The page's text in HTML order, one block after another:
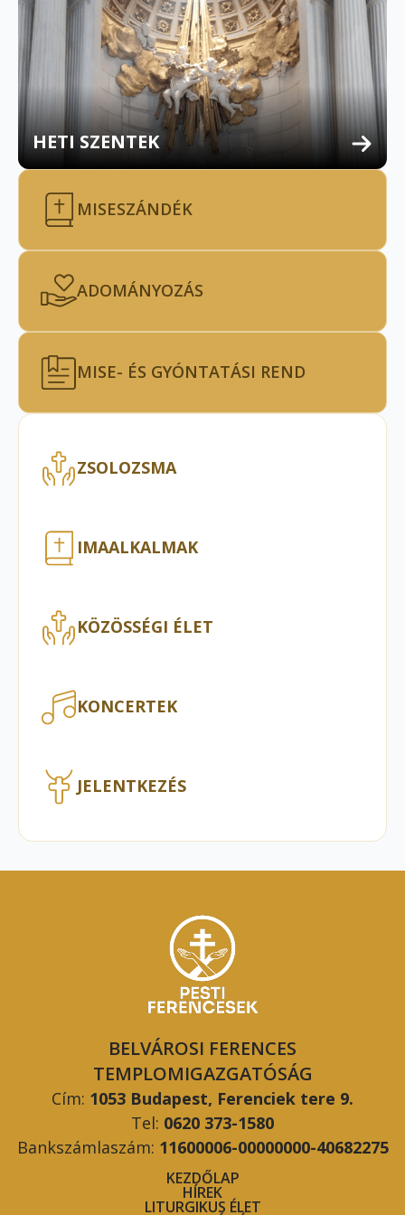
HETI SZENTEK
MISESZÁNDÉK
ADOMÁNYOZÁS
MISE- ÉS GYÓNTATÁSI REND
ZSOLOZSMA
IMAALKALMAK
KÖZÖSSÉGI ÉLET
KONCERTEK
JELENTKEZÉS
BELVÁROSI FERENCES
TEMPLOMIGAZGATÓSÁG
Cím: 1053 Budapest, Ferenciek tere 9.
Tel: 0620 373-1580
Bankszámlaszám: 11600006-00000000-40682275
KEZDŐLAP
HÍREK
LITURGIKUS ÉLET